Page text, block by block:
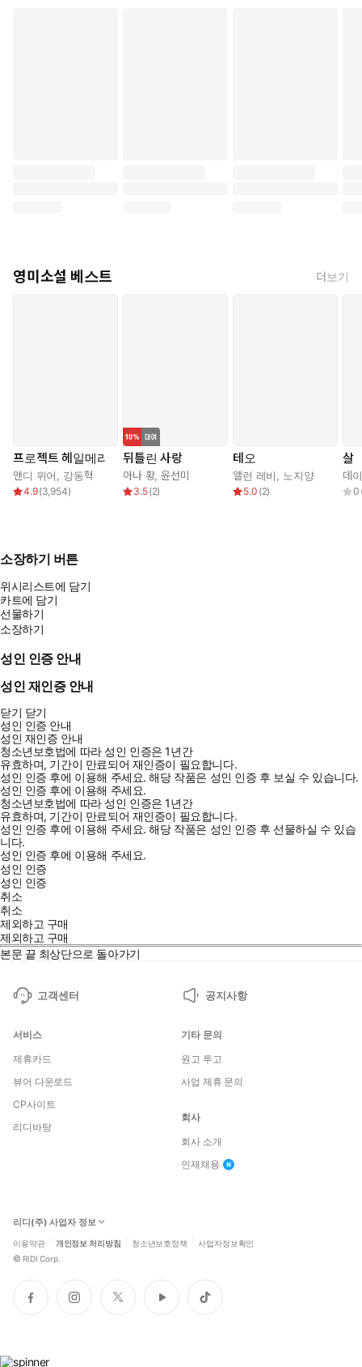
영미소설 베스트 더보기
프로젝트 헤일메리
앤디 위어 강동혁
4.9(3,954)
뒤틀린 사랑
아나 황,윤선미
3.5(2)
테오
앨런 레비 노지양
5.0 (2)
살
데
0
소장하기 버튼
위시리스트에 담기
카트에 담기
선물하기
소장하기
성인 인증 안내
성인 재인증 안내
닫기 닫기
성인 인증 안내
성인 재인증 안내
청소년보호법에 따라 성인 인증은 1년간
유효하며, 기간이 만료되어 재인증이 필요합니다.
성인 인증 후에 이용해 주세요.해당 작품은 성인 인증 후 보실 수 있습니다.
성인 인증 후에 이용해 주세요.
청소년보호법에 따라 성인 인증은 1년간
유효하며, 기간이 만료되어 재인증이 필요합니다.
성인 인증 후에 이용해 주세요.해당 작품은 성인 인증 후 선물하실 수 있습
니다.
성인 인증 후에 이용해 주세요.
성인 인증
성인 인증
취소
취소
제외하고 구매
제외하고 구매
본문 끝 최상단으로 돌아가기
고객센터 공지사항
서비스
제휴카드
뷰어 다운로드
CP사이트
리디바탕
기타 문의
원고 투고
사업 제휴 문의
회사
회사 소개
인재채용
리디(주) 사업자 정보
이용약관 개인정보 처리방침 청소년보호정책 사업자정보확인
© RIDI Corp.
페
이
인
스
트
위
유
튜
틱
톡